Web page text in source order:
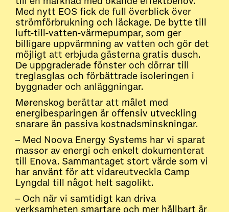
Med nytt EOS fick de full överblick över
strömförbrukning och läckage. De bytte till
luft-till-vatten-värmepumpar, som ger
billigare uppvärmning av vatten och gör det
möjligt att erbjuda gästerna gratis dusch.
De uppgraderade fönster och dörrar till
treglasglas och förbättrade isoleringen i
byggnader och anläggningar.
Mørenskog berättar att målet med
energibesparingen är offensiv utveckling
snarare än passiva kostnadsminskningar.
– Med Noova Energy Systems har vi sparat
massor av energi och enkelt dokumenterat
till Enova. Sammantaget stort värde som vi
har använt för att vidareutveckla Camp
Lyngdal till något helt sagolikt.
– Och när vi samtidigt kan driva
verksamheten smartare och mer hållbart är